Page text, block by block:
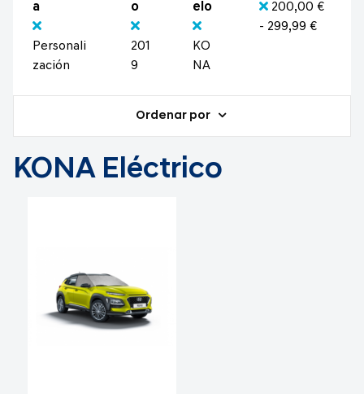
a
Personali
zación
o
201
9
elo
KO
NA
200,00 €
- 299,99 €
Ordenar por
KONA Eléctrico